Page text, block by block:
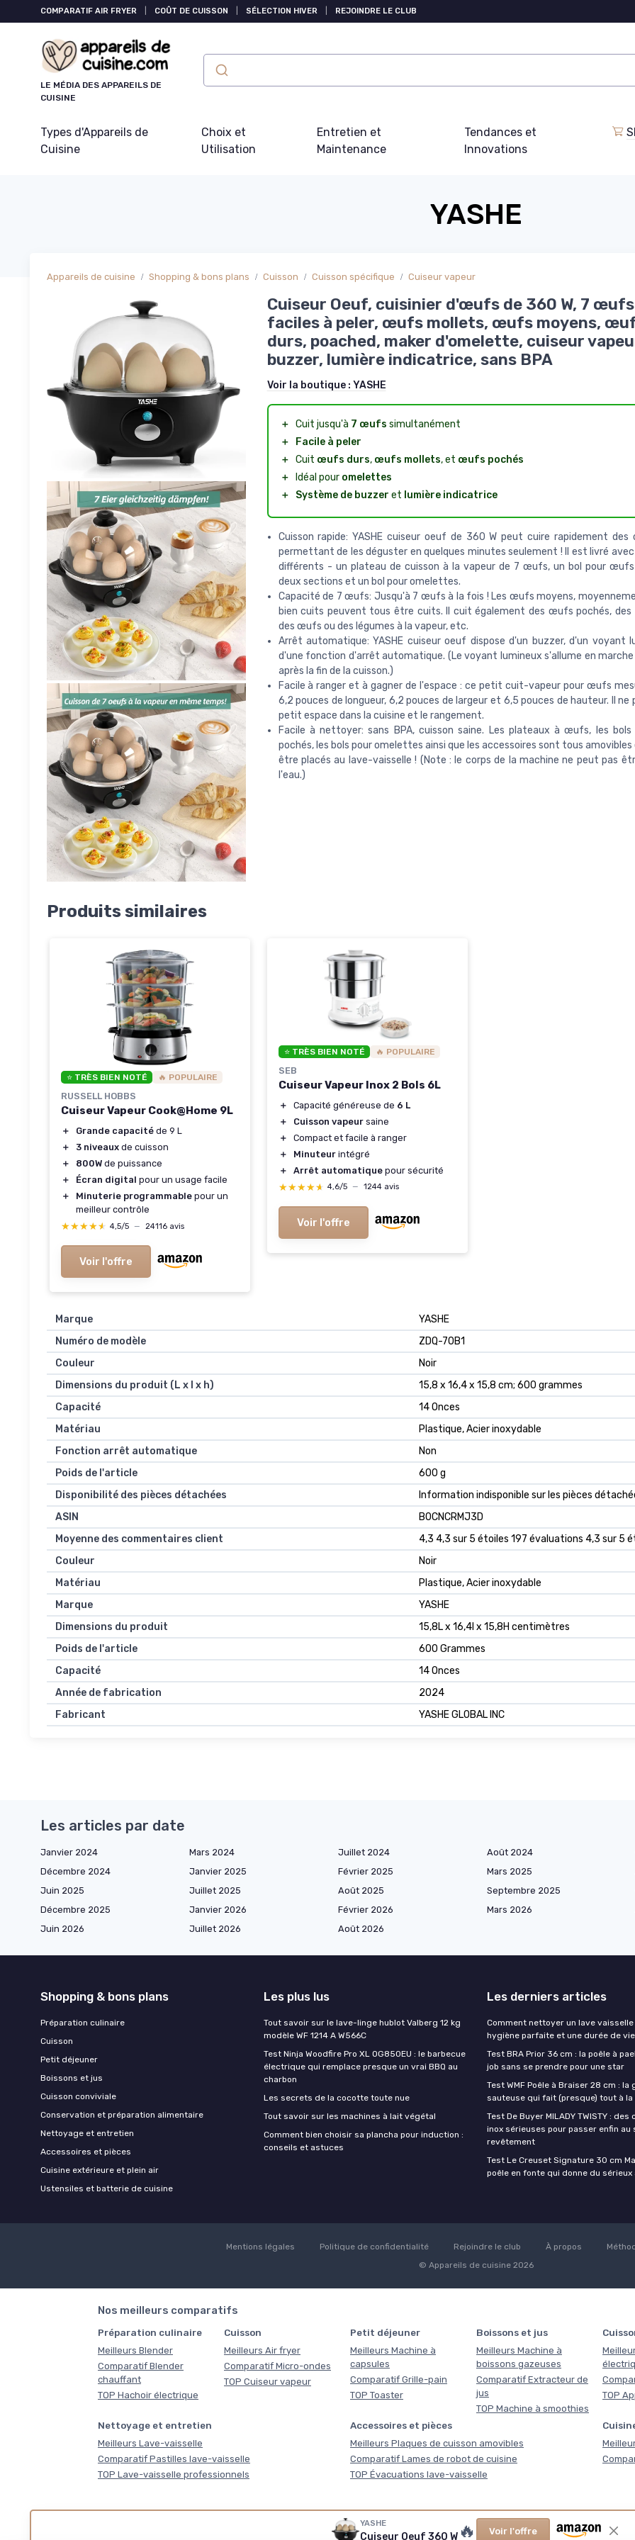
COMPARATIF AIR FRYER COÛT DE CUISSON SÉLECTION HIVER REJOINDRE LE CLUB
LE MÉDIA DES APPAREILS DE
CUISINE
Types d'Appareils de
Cuisine
Choix et
Utilisation
Entretien et
Maintenance
Tendances et
Innovations
YASHE
Appareils de cuisine Shopping & bons plans Cuisson Cuisson spécifique Cuiseur vapeur
Cuiseur Oeuf, cuisinier d'œufs de 360 W, 7 œufs
faciles à peler, œufs mollets, œufs moyens,
durs, poached, maker d'omelette, cuiseur
buzzer, lumière indicatrice, sans BPA
Voir la boutique : YASHE
＋ Cuit jusqu'à 7 œufs simultanément
＋
Facile à peler
＋ Cuit œufs durs, œufs mollets, et œufs pochés
＋
Idéal pour omelettes
＋
Système de buzzer et lumière indicatrice
Cuisson rapide: YASHE cuiseur oeuf de 360 ​​W peut cuire rapidement
permettant de les déguster en quelques minutes seulement ! Il est livré
différents - un plateau de cuisson à la vapeur de 7 œufs, un bol pour œufs
deux sections et un bol pour omelettes.
Capacité de 7 œufs: Jusqu'à 7 œufs à la fois ! Les œufs moyens,
bien cuits peuvent tous être cuits. Il cuit également des œufs pochés,
des œufs ou des légumes à la vapeur, etc.
Arrêt automatique: YASHE cuiseur oeuf dispose d'un buzzer, d'un voyant
d'une fonction d'arrêt automatique. (Le voyant lumineux s'allume en
après la fin de la cuisson.)
Facile à ranger et à gagner de l'espace : ce petit cuit-vapeur pour œufs
6,2 pouces de longueur, 6,2 pouces de largeur et 6,5 pouces de hauteur. Il ne
petit espace dans la cuisine et le rangement.
Facile à nettoyer: sans BPA, cuisson saine. Les plateaux à œufs, les
pochés, les bols pour omelettes ainsi que les accessoires sont tous
être placés au lave-vaisselle ! (Note : le corps de la machine ne peut pas
l'eau.)
Produits similaires
⭐ TRÈS BIEN NOTÉ 🔥 POPULAIRE
RUSSELL HOBBS
Cuiseur Vapeur Cook@Home 9L
＋ Grande capacité de 9 L
＋
3 niveaux de cuisson
＋
800W de puissance
＋
Écran digital pour un usage facile
＋
Minuterie programmable pour un
meilleur contrôle
★★★★★
★★★★★ 4,5/5 — 24116 avis
Voir l'offre
⭐ TRÈS BIEN NOTÉ 🔥 POPULAIRE
SEB
Cuiseur Vapeur Inox 2 Bols 6L
＋ Capacité généreuse de 6 L
＋
Cuisson vapeur saine
＋
Compact et facile à ranger
＋
Minuteur intégré
＋
Arrêt automatique pour sécurité
★★★★★
★★★★★ 4,6/5 — 1244 avis
Voir l'offre
Marque
‎YASHE
Numéro de modèle
‎ZDQ-70B1
Couleur
‎Noir
Dimensions du produit (L x l x h)
‎15,8 x 16,4 x 15,8 cm; 600 grammes
Capacité
‎14 Onces
Matériau
‎Plastique, Acier inoxydable
Fonction arrêt automatique
‎Non
Poids de l'article
‎600 g
Disponibilité des pièces détachées
‎Information indisponible sur les pièces
ASIN
B0CNCRMJ3D
Moyenne des commentaires client
4,3 4,3 sur 5 étoiles 197 évaluations 4,3 sur 5
Couleur
Noir
Matériau
Plastique, Acier inoxydable
Marque
YASHE
Dimensions du produit
15,8L x 16,4l x 15,8H centimètres
Poids de l'article
600 Grammes
Capacité
14 Onces
Année de fabrication
2024
Fabricant
YASHE GLOBAL INC
YASHE
Cuiseur Oeuf 360 W🔥 Voir l'offre
Les articles par date
Janvier 2024 Mars 2024 Juillet 2024 Août 2024
Décembre 2024
Janvier 2025 Février 2025 Mars 2025
Juin 2025
Juillet 2025 Août 2025 Septembre 2025
Décembre 2025
Janvier 2026 Février 2026 Mars 2026
Juin 2026
Juillet 2026 Août 2026
Shopping & bons plans
Préparation culinaire
Cuisson
Petit déjeuner
Boissons et jus
Cuisson conviviale
Conservation et préparation alimentaire
Nettoyage et entretien
Accessoires et pièces
Cuisine extérieure et plein air
Ustensiles et batterie de cuisine
Les plus lus
Tout savoir sur le lave-linge hublot Valberg 12 kg
modèle WF 1214 A W566C
Test Ninja Woodfire Pro XL OG850EU : le barbecue
électrique qui remplace presque un vrai BBQ au
charbon
Les secrets de la cocotte toute nue
Tout savoir sur les machines à lait végétal
Comment bien choisir sa plancha pour induction :
conseils et astuces
Les derniers articles
Comment nettoyer un lave vaisselle
hygiène parfaite et une durée de
Test BRA Prior 36 cm : la poêle à
job sans se prendre pour une star
Test WMF Poêle à Braiser 28 cm : la
sauteuse qui fait (presque) tout à la
Test De Buyer MILADY TWISTY : des
inox sérieuses pour passer enfin au
revêtement
Test Le Creuset Signature 30 cm
poêle en fonte qui donne du sérieux
Mentions légales Politique de confidentialité Rejoindre le club À propos
© Appareils de cuisine 2026
Nos meilleurs comparatifs
Préparation culinaire
Meilleurs Blender
Comparatif Blender
chauffant
TOP Hachoir électrique
Cuisson
Meilleurs Air fryer
Comparatif Micro-ondes
TOP Cuiseur vapeur
Petit déjeuner
Meilleurs Machine à
capsules
Comparatif Grille-pain
TOP Toaster
Boissons et jus
Meilleurs Machine à
boissons gazeuses
Comparatif Extracteur de
jus
TOP Machine à smoothies
TOP
Nettoyage et entretien
Meilleurs Lave-vaisselle
Comparatif Pastilles lave-vaisselle
TOP Lave-vaisselle professionnels
Accessoires et pièces
Meilleurs Plaques de cuisson amovibles
Comparatif Lames de robot de cuisine
TOP Évacuations lave-vaisselle
Panneau de gestion des cookies